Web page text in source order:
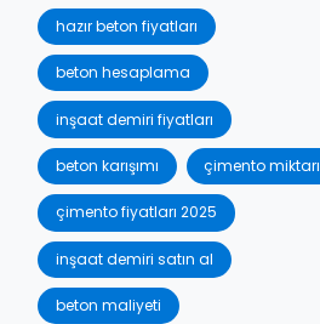
hazır beton fiyatları
beton hesaplama
inşaat demiri fiyatları
beton karışımı çimento miktarı
çimento fiyatları 2025
inşaat demiri satın al
beton maliyeti